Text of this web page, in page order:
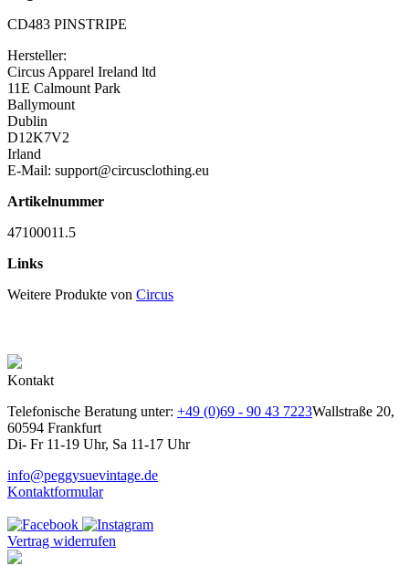
CD483 PINSTRIPE
Hersteller:
Circus Apparel Ireland ltd
11E Calmount Park
Ballymount
Dublin
D12K7V2
Irland
E-Mail: support@circusclothing.eu
Artikelnummer
47100011.5
Links
Weitere Produkte von Circus
Kontakt
Telefonische Beratung unter: +49 (0)69 - 90 43 7223Wallstraße 20,
60594 Frankfurt
Di- Fr 11-19 Uhr, Sa 11-17 Uhr
info@peggysuevintage.de
Kontaktformular
Vertrag widerrufen